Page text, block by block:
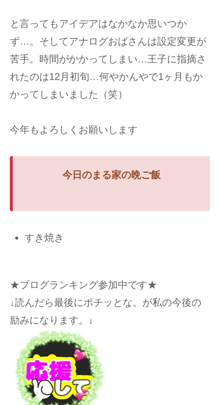
と言ってもアイデアはなかなか思いつか
ず…。そしてアナログおばさんは設定変更が
苦手。時間がかかってしまい…王子に指摘さ
れたのは12月初旬…何やかんやで1ヶ月もか
かってしまいました（笑）
今年もよろしくお願いします
今日のまる家の晩ご飯
すき焼き
★ブログランキング参加中です★
↓読んだら最後にポチッとな。が私の今後の
励みになります。↓